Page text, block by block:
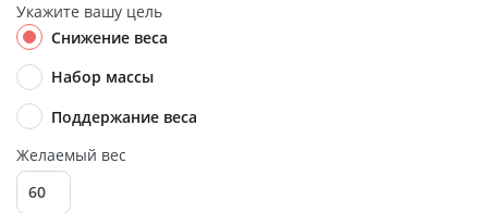
Укажите вашу цель
Снижение веса
Набор массы
Поддержание веса
Желаемый вес